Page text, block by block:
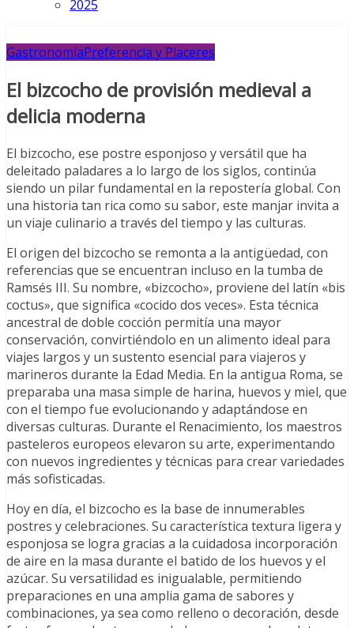
2025
GastronomíaPreferencia y Placeres
El bizcocho de provisión medieval a
delicia moderna
El bizcocho, ese postre esponjoso y versátil que ha
deleitado paladares a lo largo de los siglos, continúa
siendo un pilar fundamental en la repostería global. Con
una historia tan rica como su sabor, este manjar invita a
un viaje culinario a través del tiempo y las culturas.
El origen del bizcocho se remonta a la antigüedad, con
referencias que se encuentran incluso en la tumba de
Ramsés III. Su nombre, «bizcocho», proviene del latín «bis
coctus», que significa «cocido dos veces». Esta técnica
ancestral de doble cocción permitía una mayor
conservación, convirtiéndolo en un alimento ideal para
viajes largos y un sustento esencial para viajeros y
marineros durante la Edad Media. En la antigua Roma, se
preparaba una masa simple de harina, huevos y miel, que
con el tiempo fue evolucionando y adaptándose en
diversas culturas. Durante el Renacimiento, los maestros
pasteleros europeos elevaron su arte, experimentando
con nuevos ingredientes y técnicas para crear variedades
más sofisticadas.
Hoy en día, el bizcocho es la base de innumerables
postres y celebraciones. Su característica textura ligera y
esponjosa se logra gracias a la cuidadosa incorporación
de aire en la masa durante el batido de los huevos y el
azúcar. Su versatilidad es inigualable, permitiendo
preparaciones en una amplia gama de sabores y
combinaciones, ya sea como relleno o decoración, desde